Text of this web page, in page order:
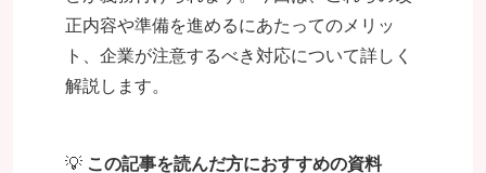
正内容や準備を進めるにあたってのメリッ
ト、企業が注意するべき対応について詳しく
解説します。
💡 この記事を読んだ方におすすめの資料